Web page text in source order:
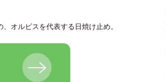
オルビスを代表する日焼け止め。